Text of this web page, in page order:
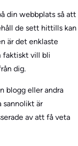
din webbplats så att
de sett hittills kan
är det enklaste
faktiskt vill bli
dig.
blogg eller andra
sannolikt är
av att få veta